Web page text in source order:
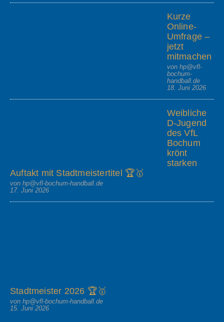
Kurze
Online-
Umfrage –
jetzt
mitmachen
von hp@vfl-
bochum-
handball.de
18. Juni 2026
Weibliche
D-Jugend
des VfL
Bochum
krönt
starken
Auftakt mit Stadtmeistertitel 🏆🥇
von hp@vfl-bochum-handball.de
17. Juni 2026
Stadtmeister 2026 🏆🥇
von hp@vfl-bochum-handball.de
15. Juni 2026